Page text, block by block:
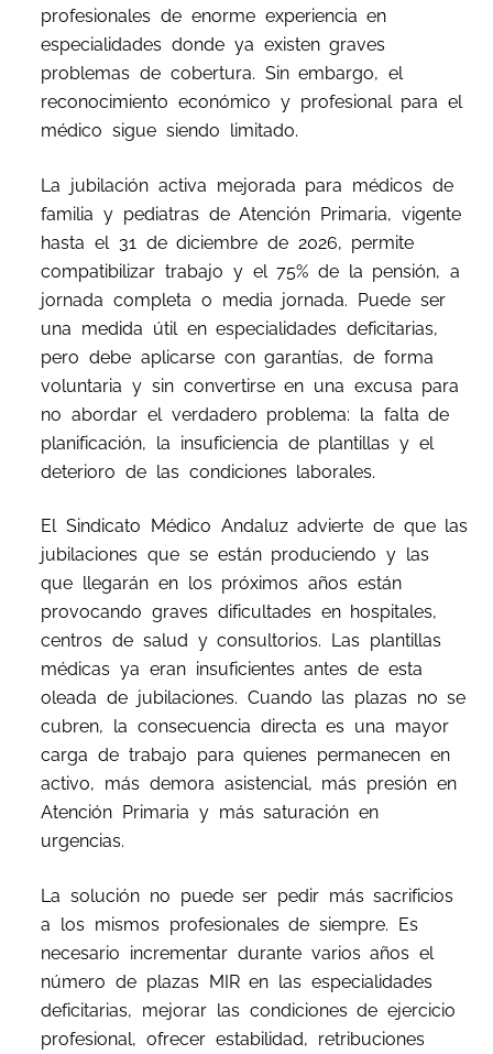
profesionales de enorme experiencia en
especialidades donde ya existen graves
problemas de cobertura. Sin embargo, el
reconocimiento económico y profesional para el
médico sigue siendo limitado.
La jubilación activa mejorada para médicos de
familia y pediatras de Atención Primaria, vigente
hasta el 31 de diciembre de 2026, permite
compatibilizar trabajo y el 75% de la pensión, a
jornada completa o media jornada. Puede ser
una medida útil en especialidades deficitarias,
pero debe aplicarse con garantías, de forma
voluntaria y sin convertirse en una excusa para
no abordar el verdadero problema: la falta de
planificación, la insuficiencia de plantillas y el
deterioro de las condiciones laborales.
El Sindicato Médico Andaluz advierte de que las
jubilaciones que se están produciendo y las
que llegarán en los próximos años están
provocando graves dificultades en hospitales,
centros de salud y consultorios. Las plantillas
médicas ya eran insuficientes antes de esta
oleada de jubilaciones. Cuando las plazas no se
cubren, la consecuencia directa es una mayor
carga de trabajo para quienes permanecen en
activo, más demora asistencial, más presión en
Atención Primaria y más saturación en
urgencias.
La solución no puede ser pedir más sacrificios
a los mismos profesionales de siempre. Es
necesario incrementar durante varios años el
número de plazas MIR en las especialidades
deficitarias, mejorar las condiciones de ejercicio
profesional, ofrecer estabilidad, retribuciones